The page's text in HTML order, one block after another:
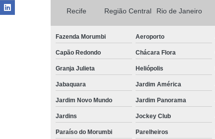
Recife Região Central Rio de Janeiro
Fazenda Morumbi Aeroporto
Capão Redondo Chácara Flora
Granja Julieta Heliópolis
Jabaquara Jardim América
Jardim Novo Mundo Jardim Panorama
Jardins Jockey Club
Paraíso do Morumbi Parelheiros